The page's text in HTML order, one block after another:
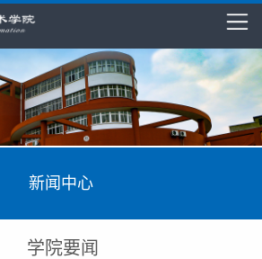
新闻中心
学院要闻